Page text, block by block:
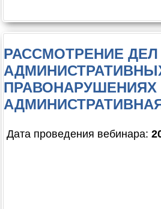
РАССМОТРЕНИЕ
ПРАВОНАРУШЕНИЯХ
Дата проведения вебинара: